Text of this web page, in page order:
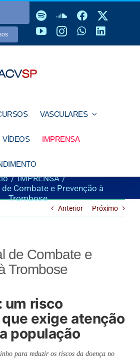
SpotifySoundCloud
Facebook
YouTubeInstagramWhatsApp
VASCULARES
VÍDEOS IMPRENSA
IMPRENSA
Combate e Prevenção à
Trombose
Anterior Próximo
de Combate e
Trombose
um risco
exige atenção
população
para reduzir os riscos da doença no